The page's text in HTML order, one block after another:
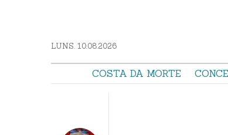
LUNS. 10.08.2026
COSTA DA MORTE